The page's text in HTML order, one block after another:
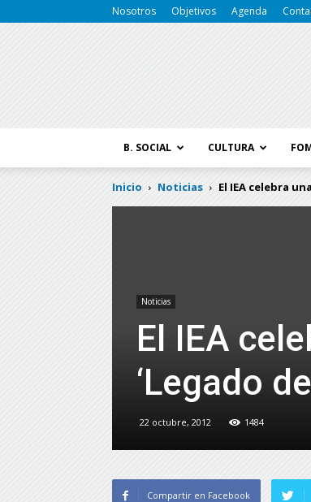
Nosotros Objetivos Agenda
B. SOCIAL CULTURA
Inicio Noticias El IEA celebra
Noticias
El IEA
‘Legado
22 octubre, 2012 1484
Compartir en Facebook